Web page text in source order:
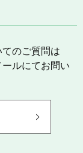
のご質問は
ールにてお問い